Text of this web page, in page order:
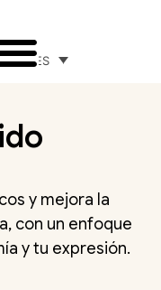
ES
y mejora la
con un enfoque
y tu expresión.